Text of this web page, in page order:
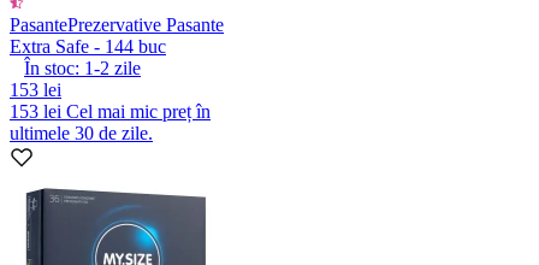
PasantePrezervative Pasante
Extra Safe - 144 buc
În stoc: 1-2 zile
153 lei
153 lei Cel mai mic preț în
ultimele 30 de zile.